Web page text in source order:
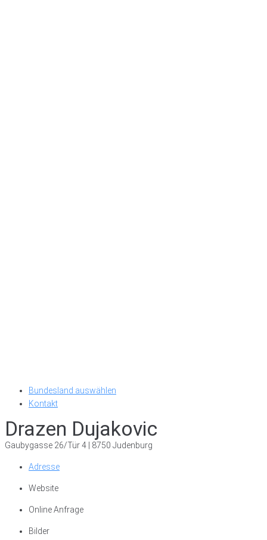
Bundesland auswählen
Kontakt
Drazen Dujakovic
Gaubygasse 26/Tür 4 | 8750 Judenburg
Adresse
Website
Online Anfrage
Bilder